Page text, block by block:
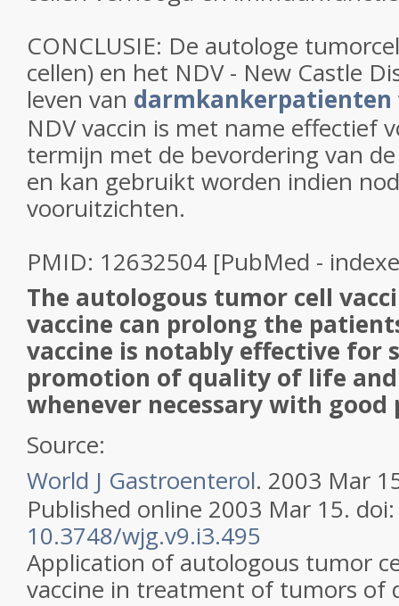
CONCLUSIE: De autologe
cellen) en het NDV - New Castle
leven van darmkankerpatienten
NDV vaccin is met name effectief
termijn met de bevordering van
en kan gebruikt worden indien
vooruitzichten.
PMID: 12632504 [PubMed -
The autologous tumor cell
vaccine can prolong the
vaccine is notably effective
promotion of quality of life and
whenever necessary with good
Source:
World J Gastroenterol. 2003 Mar
Published online 2003 Mar 15.
10.3748/wjg.v9.i3.495
Application of autologous tumor
vaccine in treatment of tumors of